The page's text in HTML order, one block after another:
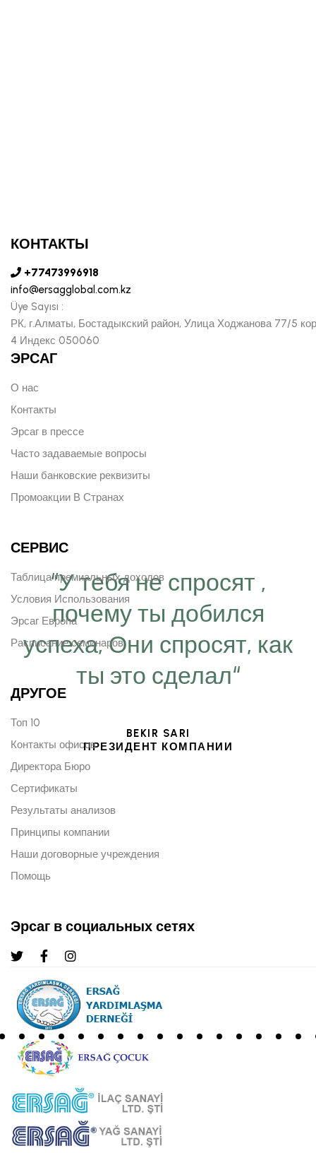
“У тебя не спросят ,
почему ты добился
успеха, Они спросят, как
ты это сделал“
BEKIR SARI
ПРЕЗИДЕНТ КОМПАНИИ
КОНТАКТЫ
+77473996918
info@ersagglobal.com.kz
Üye Sayısı :
РК, г.Алматы, Бостадыкский район, Улица Ходжанова 77/5
4 Индекс 050060
ЭРСАГ
О нас
Контакты
Эрсаг в прессе
Часто задаваемые вопросы
Наши банковские реквизиты
Промоакции В Странах
СЕРВИС
Таблица премиальных доходов
Условия Использования
Эрсаг Европа
Расписание семинаров
ДРУГОЕ
Топ 10
Контакты офисов
Директора Бюро
Сертификаты
Результаты анализов
Принципы компании
Наши договорные учреждения
Помощь
Эрсаг в социальных сетях